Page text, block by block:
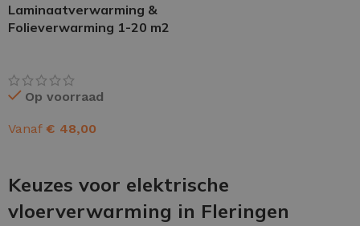
Laminaatverwarming &
Folieverwarming 1-20 m2
Op voorraad
Vanaf € 48,00
Keuzes voor elektrische
vloerverwarming in Fleringen